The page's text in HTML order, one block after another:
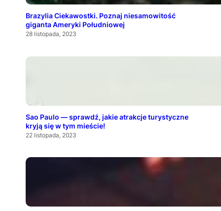
Brazylia Ciekawostki. Poznaj niesamowitość
giganta Ameryki Południowej
28 listopada, 2023
Sao Paulo — sprawdź, jakie atrakcje turystyczne
kryją się w tym mieście!
22 listopada, 2023